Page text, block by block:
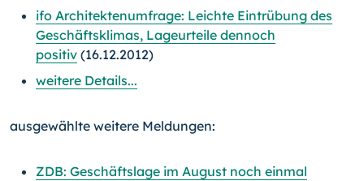
ifo Architektenumfrage: Leichte Eintrübung des
Geschäftsklimas, Lageurteile dennoch
positiv (16.12.2012)
weitere Details...
ausgewählte weitere Meldungen:
ZDB: Geschäftslage im August noch einmal